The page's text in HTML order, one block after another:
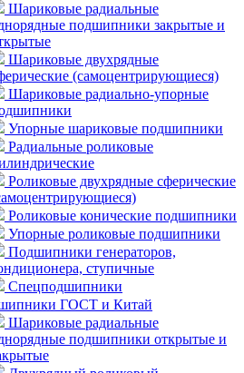
Шариковые радиальные
подшипники закрытые и
Шариковые двухрядные
(самоцентрирующиеся)
Шариковые радиально-упорные
Упорные шариковые подшипники
Радиальные роликовые
Роликовые двухрядные сферические
Роликовые конические подшипники
Упорные роликовые подшипники
Подшипники генераторов,
ступичные
Спецподшипники
ГОСТ и Китай
Шариковые радиальные
подшипники открытые и